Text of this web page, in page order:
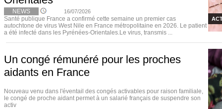
NEWS 16/07/2026
Santé publique France a confirmé cette semaine un premier cas
autochtone de virus West Nile en France métropolitaine en 2026. Le patient
a été infecté dans les Pyrénées-Orientales.Le virus, transmis ...
Un congé rémunéré pour les proches
aidants en France
Nouveau venu dans l'éventail des congés activables pour raison familiale,
le congé de proche aidant permet à un salarié français de suspendre son
activ